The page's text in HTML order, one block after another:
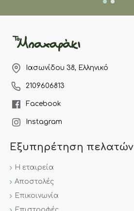
Ιασωνίδου 38, Ελληνικό
2109606813
Facebook
Instagram
Εξυπηρέτηση πελατών
Η εταιρεία
Αποστολές
Επικοινωνία